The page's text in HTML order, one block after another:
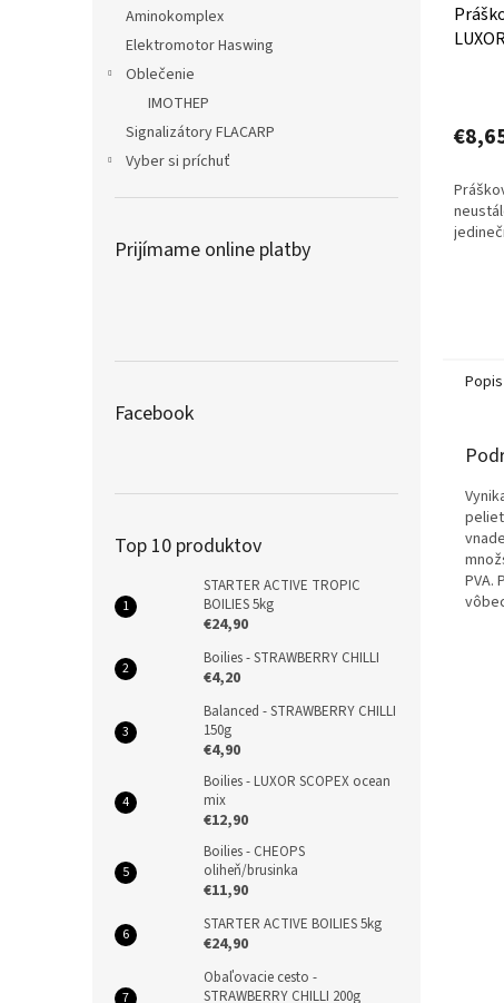
Aminokomplex
Elektromotor Haswing
Oblečenie
IMOTHEP
Signalizátory FLACARP
Vyber si príchuť
Prijímame online platby
Facebook
Top 10 produktov
STARTER ACTIVE TROPIC
BOILIES 5kg
€24,90
Boilies - STRAWBERRY CHILLI
€4,20
Balanced - STRAWBERRY CHILLI
150g
€4,90
Boilies - LUXOR SCOPEX ocean
mix
€12,90
Boilies - CHEOPS
oliheň/brusinka
€11,90
STARTER ACTIVE BOILIES 5kg
€24,90
Obaľovacie cesto -
STRAWBERRY CHILLI 200g
Popis
PVA.